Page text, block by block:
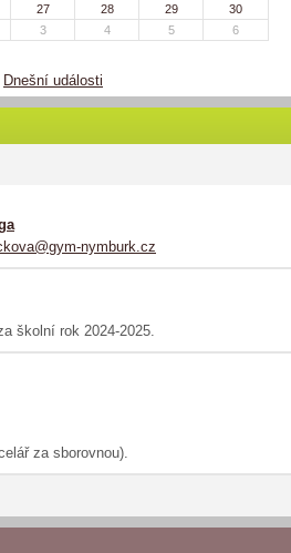
27 28 29
30
3 4 5 6
Dnešní události
nymburk.cz
školní rok 2024-2025.
za sborovnou).